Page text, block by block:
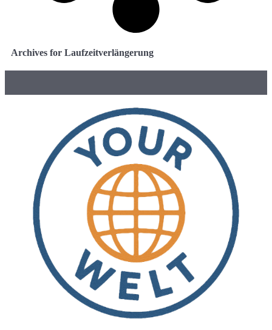
Archives for Laufzeitverlängerung